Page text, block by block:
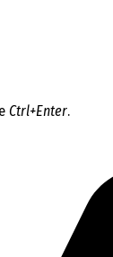
Ctrl+Enter.